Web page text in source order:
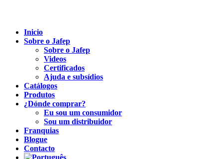
Inicio
Sobre o Jafep
Sobre o Jafep
Videos
Certificados
Ajuda e subsídios
Catálogos
Produtos
¿Dónde comprar?
Eu sou um consumidor
Sou um distribuidor
Franquias
Blogue
Contacto